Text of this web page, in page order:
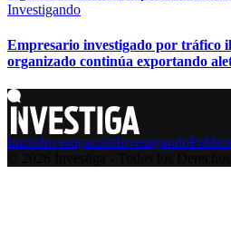
Investigando
Empresario investigado por tráfico
organizado continúa exportando
InicioInvestigaciónInvestigando